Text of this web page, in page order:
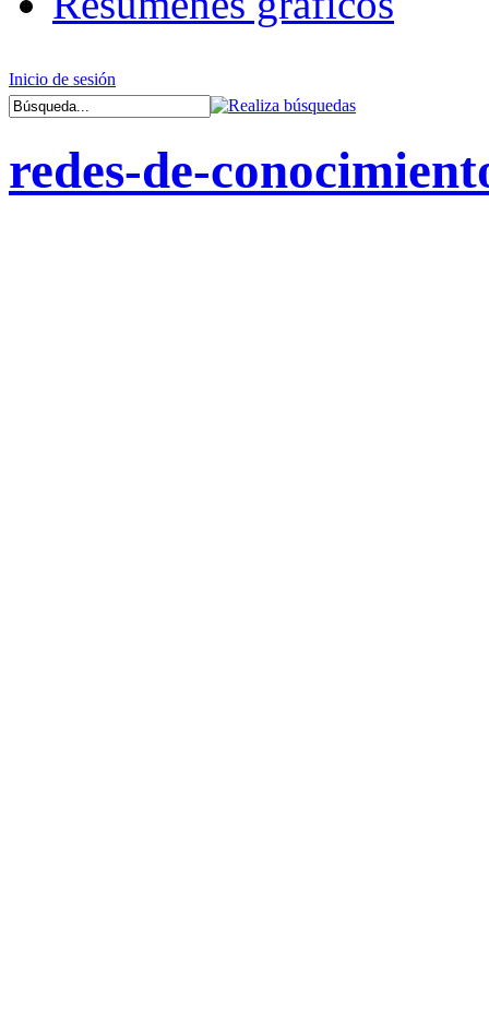
Inicio de sesión
redes-de-